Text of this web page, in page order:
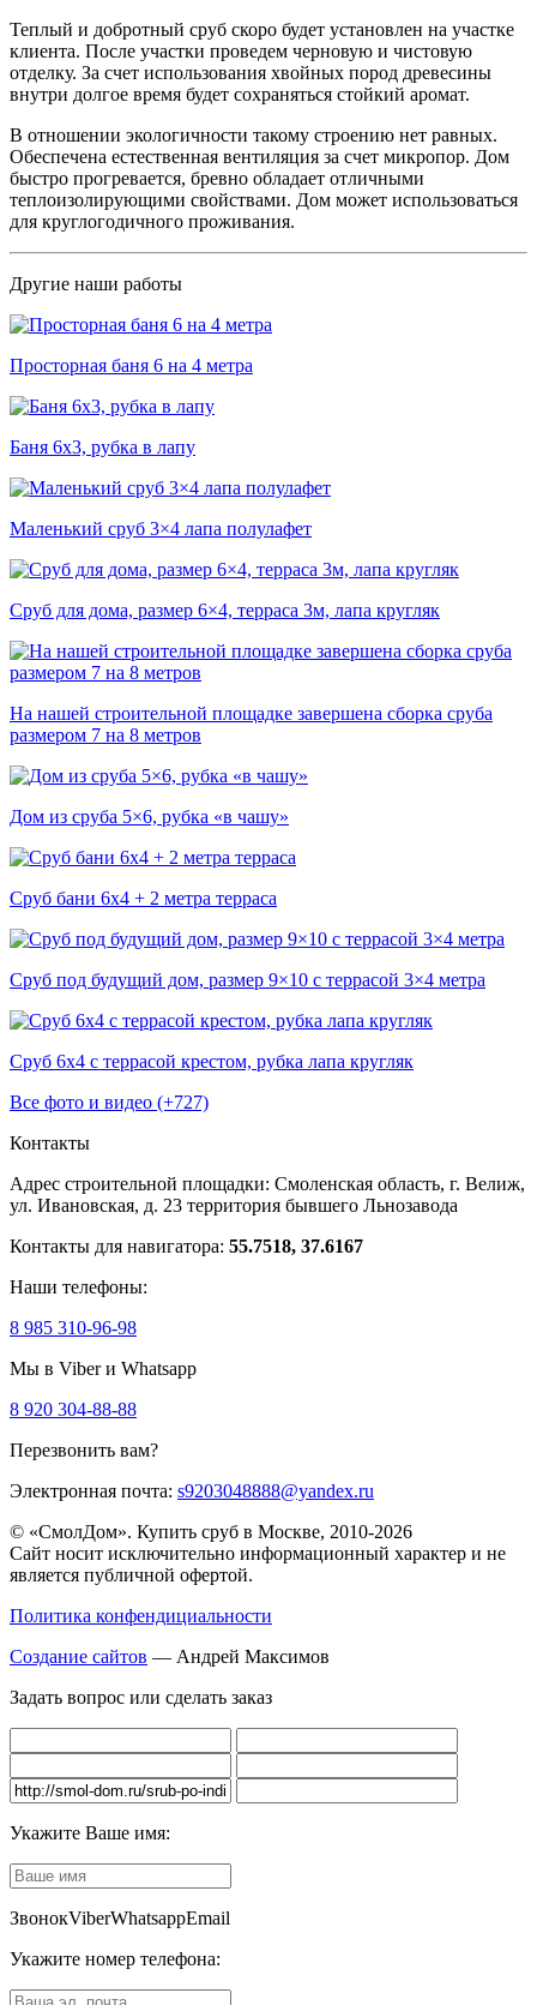
Теплый и добротный сруб скоро будет установлен на участке
клиента. После участки проведем черновую и чистовую
отделку. За счет использования хвойных пород древесины
внутри долгое время будет сохраняться стойкий аромат.
В отношении экологичности такому строению нет равных.
Обеспечена естественная вентиляция за счет микропор. Дом
быстро прогревается, бревно обладает отличными
теплоизолирующими свойствами. Дом может использоваться
для круглогодичного проживания.
Другие наши работы
Просторная баня 6 на 4 метра
Баня 6х3, рубка в лапу
Маленький сруб 3×4 лапа полулафет
Сруб для дома, размер 6×4, терраса 3м, лапа кругляк
На нашей строительной площадке завершена сборка сруба
размером 7 на 8 метров
Дом из сруба 5×6, рубка «в чашу»
Сруб бани 6х4 + 2 метра терраса
Сруб под будущий дом, размер 9×10 с террасой 3×4 метра
Сруб 6х4 с террасой крестом, рубка лапа кругляк
Все фото и видео (+727)
Контакты
Адрес строительной площадки: Смоленская область, г. Велиж,
ул. Ивановская, д. 23 территория бывшего Льнозавода
Контакты для навигатора: 55.7518, 37.6167
Наши телефоны:
8 985 310-96-98
Мы в Viber и Whatsapp
8 920 304-88-88
Перезвонить вам?
Электронная почта: s9203048888@yandex.ru
© «СмолДом». Купить сруб в Москве, 2010-2026
Сайт носит исключительно информационный характер и не
является публичной офертой.
Политика конфендициальности
Создание сайтов — Андрей Максимов
Задать вопрос или сделать заказ
Укажите Ваше имя:
ЗвонокViberWhatsappEmail
Укажите номер телефона: